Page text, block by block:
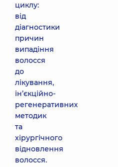
циклу:
від
діагностики
причин
випадіння
волосся
до
лікування,
ін’єкційно-
регенеративних
методик
та
хірургічного
відновлення
волосся.